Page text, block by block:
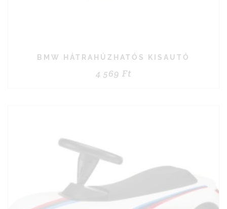
BMW HÁTRAHÚZHATÓS KISAUTÓ
4 569 Ft